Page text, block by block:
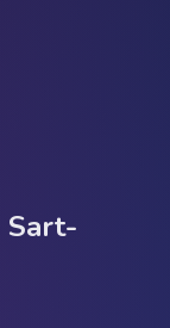
Sart-